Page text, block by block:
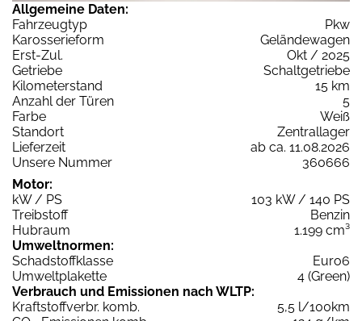
Allgemeine Daten:
Fahrzeugtyp
Pkw
Karosserieform
Geländewagen
Erst-Zul.
Okt / 2025
Getriebe
Schaltgetriebe
Kilometerstand
15 km
Anzahl der Türen
5
Farbe
Weiß
Standort
Zentrallager
Lieferzeit
ab ca. 11.08.2026
Unsere Nummer
360666
Motor:
kW / PS
103 kW / 140 PS
Treibstoff
Benzin
Hubraum
1.199 cm³
Umweltnormen:
Schadstoffklasse
Euro6
Umweltplakette
4 (Green)
Verbrauch und Emissionen nach WLTP:
Kraftstoffverbr. komb.
5,5 l/100km